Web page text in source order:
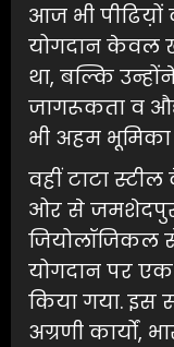
आज भी पीढिय़ों
योगदान केवल
था, बल्कि
जागरूकता व
भी अहम भूमिका
वहीं टाटा
ओर से जमशेदपुर
जियोलॉजिकल
योगदान पर
किया गया. इस
अग्रणी कार्यों,